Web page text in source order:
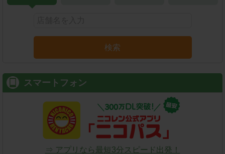
検索
スマートフォン
⇒ アプリなら最短3分スピード出発！